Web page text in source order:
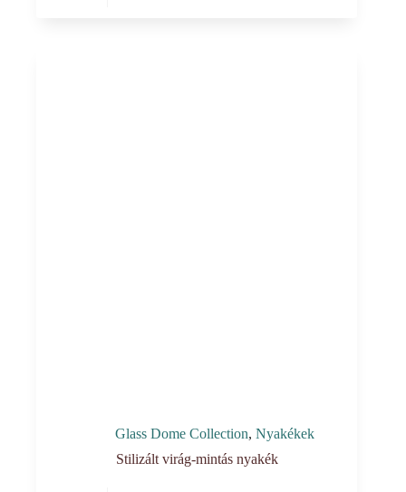
Glass Dome Collection,Nyakékek
Stilizált virág-mintás nyakék